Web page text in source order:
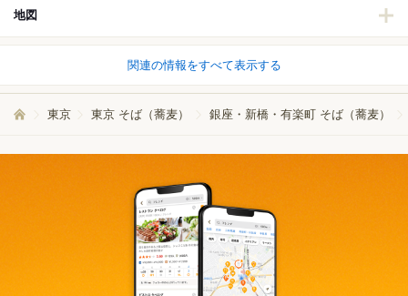
地図
関連の情報をすべて表示する
東京 東京 そば（蕎麦） 銀座・新橋・有楽町 そば（蕎麦）